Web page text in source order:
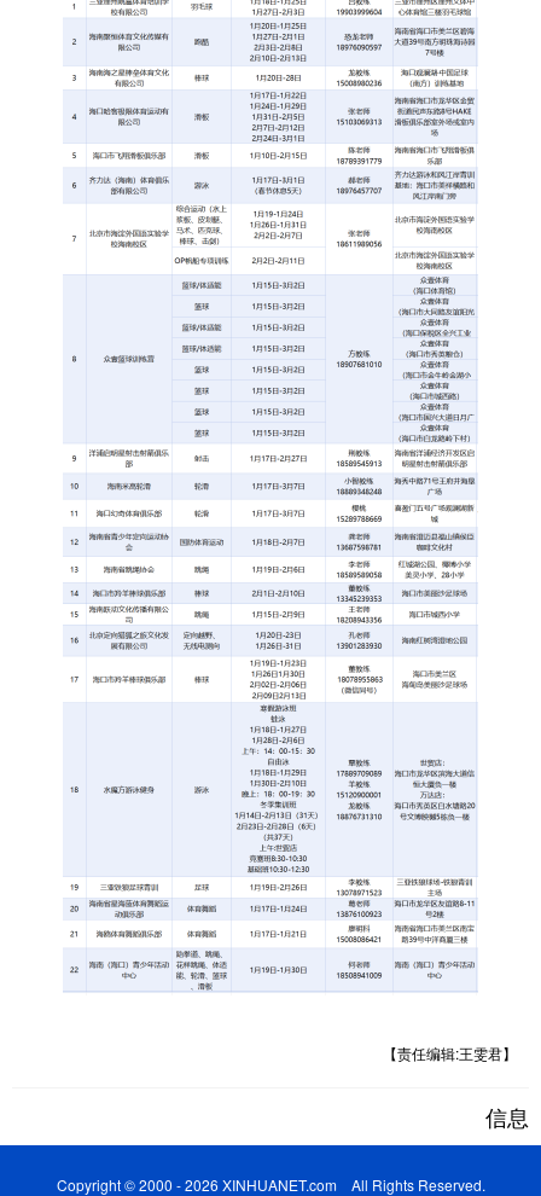
【责任编辑:王雯君】
信息
Copyright © 2000 - 2026 XINHUANET.com All Rights Reserved.